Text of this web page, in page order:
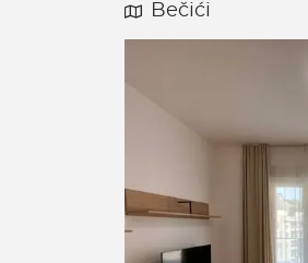
Bečići